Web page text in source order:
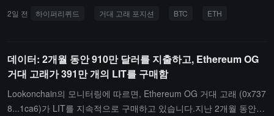
비율은 50.67%입니다. 롱 포지션 손익은 -8,929.05만 달러, 숏 포지
실현 손익은 -1,023.17만 달러입니다.
2일 전 하이퍼리퀴드 거대 고래 포지션 BTC ETH
데이터: 2개월 동안 910만 달러를 지출하고, Ethereum OG
거대 고래가 391만 개의 LIT를 구매함
Lookonchain의 모니터링에 따르면, Ethereum OG 거대 고래 (0x737
8...1ca6)가 LIT를 지속적으로 구매하고 있습니다.지난 2개월 동안,